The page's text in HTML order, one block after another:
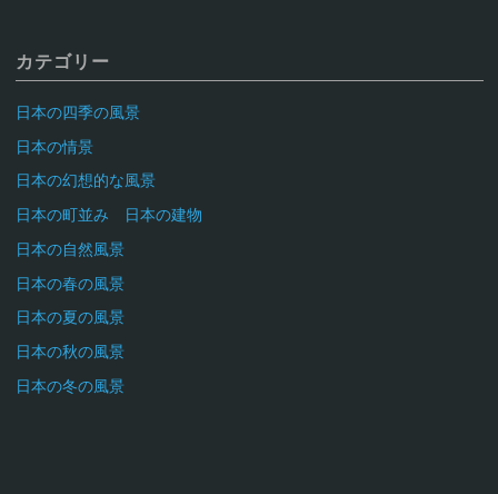
カテゴリー
日本の四季の風景
日本の情景
日本の幻想的な風景
日本の町並み 日本の建物
日本の自然風景
日本の春の風景
日本の夏の風景
日本の秋の風景
日本の冬の風景